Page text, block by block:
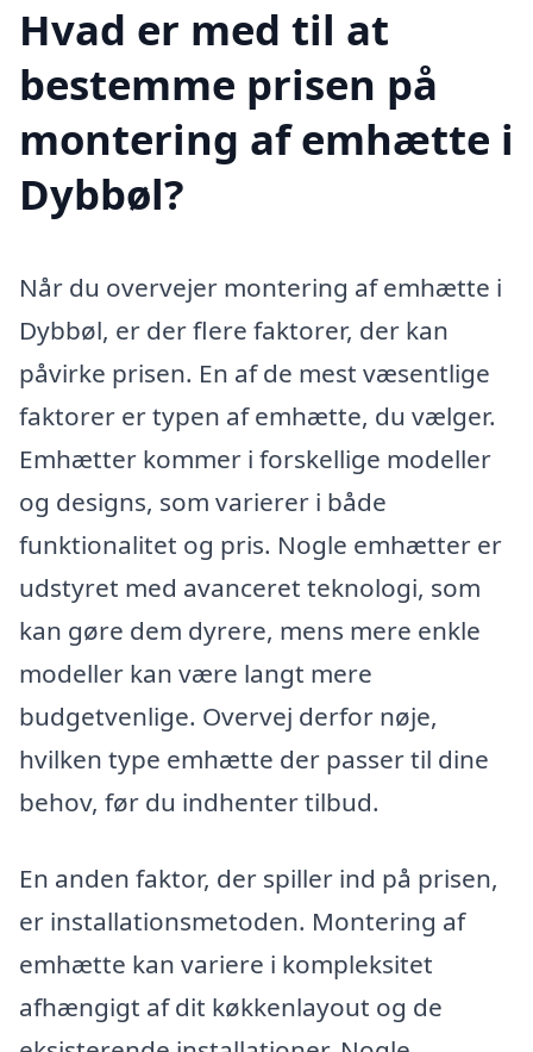
Hvad er med til at
bestemme prisen på
montering af emhætte i
Dybbøl?
Når du overvejer montering af emhætte i
Dybbøl, er der flere faktorer, der kan
påvirke prisen. En af de mest væsentlige
faktorer er typen af emhætte, du vælger.
Emhætter kommer i forskellige modeller
og designs, som varierer i både
funktionalitet og pris. Nogle emhætter er
udstyret med avanceret teknologi, som
kan gøre dem dyrere, mens mere enkle
modeller kan være langt mere
budgetvenlige. Overvej derfor nøje,
hvilken type emhætte der passer til dine
behov, før du indhenter tilbud.
En anden faktor, der spiller ind på prisen,
er installationsmetoden. Montering af
emhætte kan variere i kompleksitet
afhængigt af dit køkkenlayout og de